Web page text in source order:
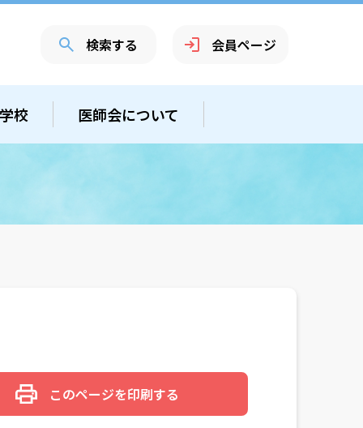
検索する 会員ページ
校 医師会について
このページを印刷する